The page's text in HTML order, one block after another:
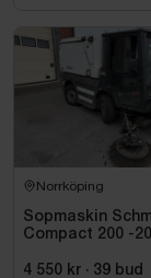
Norrköping
Sopmaskin
Compact 200 -
4 550 kr · 39 bud